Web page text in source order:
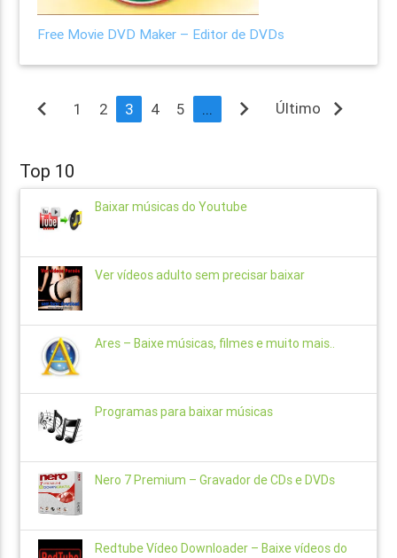
Free Movie DVD Maker – Editor de DVDs
navigate_before 1 2 3 4 5 ... navigate_next Último navigate_next
Top 10
Baixar músicas do Youtube
Ver vídeos adulto sem precisar baixar
Ares – Baixe músicas, filmes e muito mais..
Programas para baixar músicas
Nero 7 Premium – Gravador de CDs e DVDs
Redtube Vídeo Downloader – Baixe vídeos do